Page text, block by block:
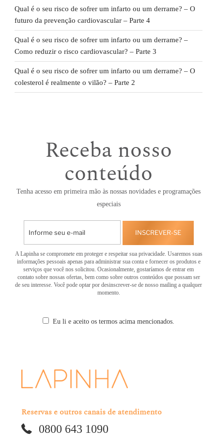
Qual é o seu risco de sofrer um infarto ou um derrame? – O
futuro da prevenção cardiovascular – Parte 4
Qual é o seu risco de sofrer um infarto ou um derrame? –
Como reduzir o risco cardiovascular? – Parte 3
Qual é o seu risco de sofrer um infarto ou um derrame? – O
colesterol é realmente o vilão? – Parte 2
Receba nosso
conteúdo
Tenha acesso em primeira mão às nossas novidades e programações
especiais
INSCREVER-SE
A Lapinha se compromete em proteger e respeitar sua privacidade. Usaremos suas
informações pessoais apenas para administrar sua conta e fornecer os produtos e
serviços que você nos solicitou. Ocasionalmente, gostaríamos de entrar em
contato sobre nossas ofertas, bem como sobre outros conteúdos que possam ser
de seu interesse. Você pode optar por desinscrever-se de nosso mailing a qualquer
momento.
Eu li e aceito os termos acima mencionados.
Reservas e outros canais de atendimento
0800 643 1090